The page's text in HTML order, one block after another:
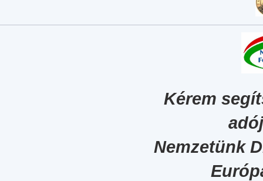
Kérem
Nemzetünk